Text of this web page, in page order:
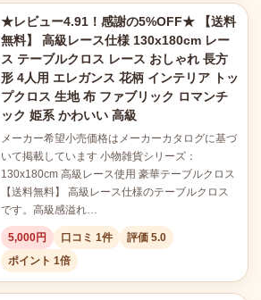
★レビュー4.91！感謝の5%OFF★ 【送料
無料】 高級レース仕様 130x180cm レー
ス テーブルクロス レース おしゃれ 長方
形 4人用 エレガンス 花柄 インテリア トッ
プクロス 生地 布 ファブリック ロマンチ
ック 姫系 かわいい 高級
メーカー希望小売価格はメーカーカタログに基づ
いて掲載しています 小物雑貨シリーズ：
130x180cm 高級レース使用 豪華テーブルクロス
【送料無料】 高級レース仕様のテーブルクロス
です。高級感溢れ…
5,000円 口コミ 1件
評価 5.0
ポイント 1倍